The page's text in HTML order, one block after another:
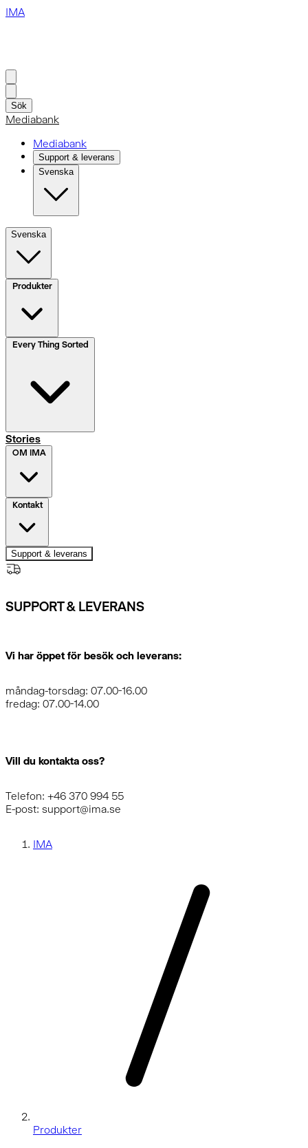
IMA
Sök
Mediabank
Mediabank
Support & leverans
Svenska
Svenska
Produkter
Stories
OM IMA
Kontakt
Support & leverans
SUPPORT & LEVERANS
Vi har öppet för besök och leverans:
måndag-torsdag: 07.00-16.00
fredag: 07.00-14.00
Vill du kontakta oss?
Telefon: +46 370 994 55
E-post: support@ima.se
IMA
Produkter